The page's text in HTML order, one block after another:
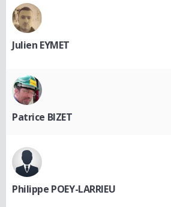
Julien EYMET
Patrice BIZET
Philippe POEY-LARRIEU